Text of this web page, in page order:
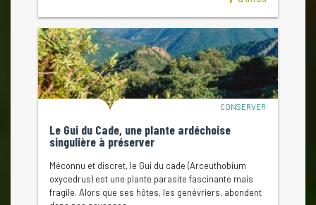
CONSERVER
Le Gui du Cade, une plante ardéchoise
singulière à préserver
Méconnu et discret, le Gui du cade (Arceuthobium
oxycedrus) est une plante parasite fascinante mais
fragile. Alors que ses hôtes, les genévriers, abondent